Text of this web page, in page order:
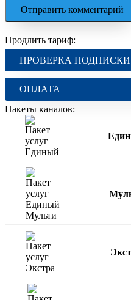
Продлить тариф:
ПРОВЕРКА ПОДПИСКИ
ОПЛАТА
Пакеты каналов: